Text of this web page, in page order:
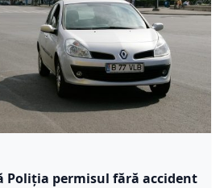
Poliția permisul fără accident